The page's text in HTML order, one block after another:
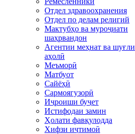
Отдел здравоохранения
Отдел по делам религий
Мактубҳо ва муроҷиати
шаҳрвандон
Агентии меҳнат ва шуғли
аҳолӣ
Меъморӣ
Матбуот
Сайёҳӣ
Сармоягузорӣ
Иҷроиши буҷет
Истифодаи замин
Ҳолати фавқулодда
Хифзи иҷтимоӣ